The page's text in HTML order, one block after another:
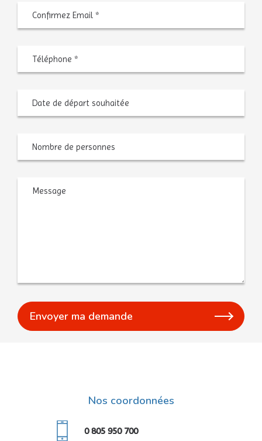
Téléphone
Date
départ
MM
AAAA
Nombre
personnes
Message
Nos coordonnées
0 805 950 700